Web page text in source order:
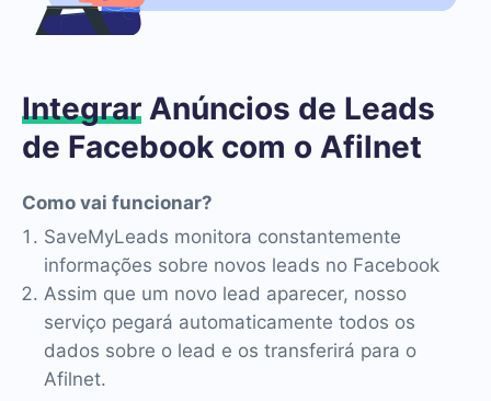
Integrar Anúncios de Leads
de Facebook com o Afilnet
Como vai funcionar?
SaveMyLeads monitora constantemente
informações sobre novos leads no Facebook
Assim que um novo lead aparecer, nosso
serviço pegará automaticamente todos os
dados sobre o lead e os transferirá para o
Afilnet.